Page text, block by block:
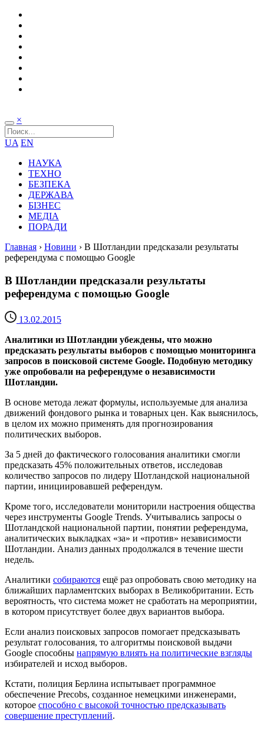
×
UA EN
НАУКА
ТЕХНО
БЕЗПЕКА
ДЕРЖАВА
БІЗНЕС
МЕДІА
ПОРАДИ
Главная › Новини › В Шотландии предсказали результаты
референдума с помощью Google
В Шотландии предсказали результаты
референдума с помощью Google
13.02.2015
Аналитики из Шотландии убеждены, что можно
предсказать результаты выборов с помощью мониторинга
запросов в поисковой системе Google. Подобную методику
уже опробовали на референдуме о независимости
Шотландии.
В основе метода лежат формулы, используемые для анализа
движений фондового рынка и товарных цен. Как выяснилось,
в целом их можно применять для прогнозирования
политических выборов.
За 5 дней до фактического голосования аналитики смогли
предсказать 45% положительных ответов, исследовав
количество запросов по лидеру Шотландской национальной
партии, инициировавшей референдум.
Кроме того, исследователи мониторили настроения общества
через инструменты Google Trends. Учитывались запросы о
Шотландской национальной партии, понятии референдума,
аналитических выкладках «за» и «против» независимости
Шотландии. Анализ данных продолжался в течение шести
недель.
Аналитики собираются ещё раз опробовать свою методику на
ближайших парламентских выборах в Великобритании. Есть
вероятность, что система может не сработать на мероприятии,
в котором присутствует более двух вариантов выбора.
Если анализ поисковых запросов помогает предсказывать
результат голосования, то алгоритмы поисковой выдачи
Google способны напрямую влиять на политические взгляды
избирателей и исход выборов.
Кстати, полиция Берлина испытывает программное
обеспечение Precobs, созданное немецкими инженерами,
которое способно с высокой точностью предсказывать
совершение преступлений.